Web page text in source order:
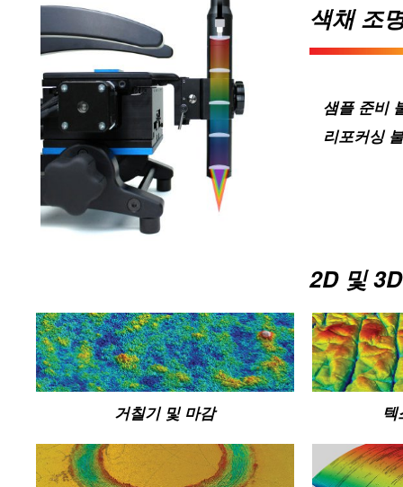
색채 조
샘플 준비
리포커싱
2D 및
거칠기 및 마감